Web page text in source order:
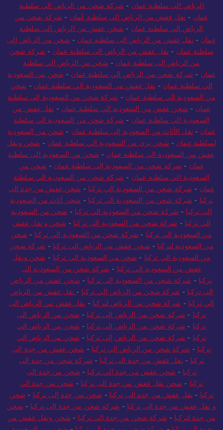
الرياض الى سلطنة عمان - شركة شحن من الرياض الي سلطنة
عمان - نقل عفش من الرياض الى سلطنة عُمان - شركة شحن من
الرياض الي سلطنة عمان - شحن عفش من الرياض الي سلطنة
عمان - نقل عفش من الرياض الى سلطنة عمان - شحن من الرياض الى
سلطنة عمان - نقل عفش من الرياض الى سلطنة عمان - شركة شحن
من الرياض إلى سلطنة عمان - شحن من الرياض الي سلطنة
عمان - شركة شحن من الرياض الي سلطنة عمان - شحن من السعودية
الي سلطنة عمان - نقل عفش من السعودية الي سلطنة عمان - شحن
من السعودية الي سلطنة عمان - شركة شحن من السعودية إلى سلطنة
عمان - شحن عفش من السعودية الي سلطنة عمان - نقل عفش من
السعودية الي سلطنة عمان - شركة شحن من السعودية الي سلطنة
عمان - نقل الأثاث من السعودية إلى سلطنة عمان - شحن من السعودية
لسلطنة عمان - شحن بري من السعودية الي سلطنة عمان - شحن ونقل
عفش من السعودية الي سلطنة عمان - شحن من السعودية الى سلطنة
عمان - شركة شحن من السعودية إلى سلطنة عمان - شحن من
السعودية الي سلطنة عمان - شركة شحن من السعودية الي سلطنة
عمان - شركة شحن من السعودية الي تركيا - شحن عفش من جدة الى
تركيا - شركة شحن من السعودية الي تركيا - شحن أثاث من السعودية
الى تركيا - شركة شحن من السعودية الي تركيا - شحن من السعودية
الي تركيا - شركة شحن من السعودية الى تركيا - شحن و نقل عفش
من السعودية الي تركيا - شركة شحن من السعودية الي تركيا - شحن
من السعودية لتركيا - شحن عفش من الرياض الى تركيا - شركة شحن
من السعودية الي تركيا - شحن من السعودية الى تركيا - شحن ونقل
عفش من السعودية الي تركيا - شركة شحن من السعودية الى
تركيا - شركة شحن من السعودية إلى تركيا - شحن عفش من الرياض
الى تركيا - شركة شحن من الرياض الي تركيا - نقل عفش من الرياض
الي تركيا - شركة شحن من الرياض لتركيا - نقل عفش من الرياض الى
تركيا - شركة شحن من الرياض الى تركيا - شحن من الرياض الى
تركيا - شركة شحن من الرياض الى تركيا - شحن من الرياض الي
تركيا - شركة شحن من الرياض إلى تركيا - شحن من الرياض الي
تركيا - شركة شحن من الرياض الي تركيا - شحن عفش من جدة الى
تركيا - نقل عفش من جدة الى تركيا - شركة شحن من جدة الى
تركيا - شحن عفش من جدة الي تركيا - شحن من جدة الى
تركيا - شحن نقل عفش من جدة الى تركيا - شحن من جدة الي
تركيا - نقل عفش من جدة الى تركيا - شحن من جدة إلى تركيا - شحن
و نقل عفش من جدة الى تركيا - شركة شحن من جدة الى تركيا - شحن
من جدة لتركيا - شركة شحن من جدة الي تركيا - شحن ونقل عفش من